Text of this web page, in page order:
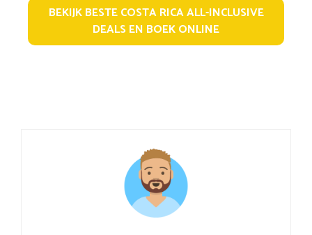
BEKIJK BESTE COSTA RICA ALL-INCLUSIVE
DEALS EN BOEK ONLINE